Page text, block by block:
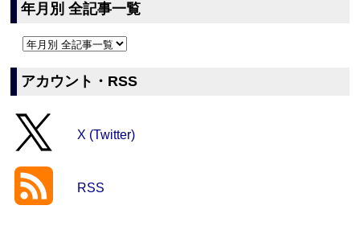
年月別 全記事一覧
アカウント・RSS
X (Twitter)
RSS